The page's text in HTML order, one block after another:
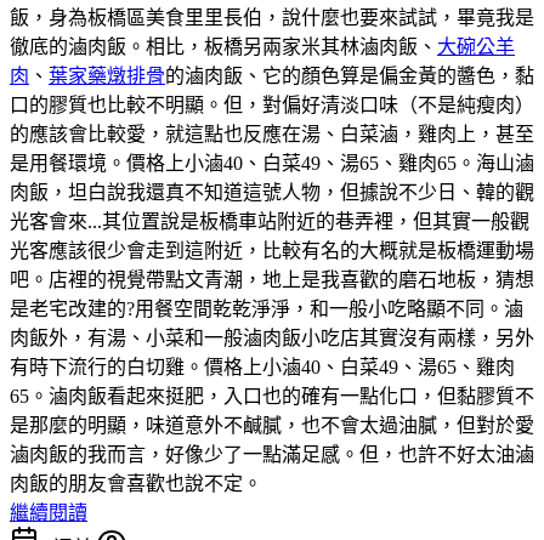
飯，身為板橋區美食里里長伯，說什麼也要來試試，畢竟我是
徹底的滷肉飯。相比，板橋另兩家米其林滷肉飯、 大碗公羊
肉 、 葉家藥燉排骨的滷肉飯、它的顏色算是偏金黃的醬色，黏
口的膠質也比較不明顯。但，對偏好清淡口味（不是純瘦肉）
的應該會比較愛，就這點也反應在湯、白菜滷，雞肉上，甚至
是用餐環境。價格上小滷40、白菜49、湯65、雞肉65。海山滷
肉飯，坦白說我還真不知道這號人物，但據說不少日、韓的觀
光客會來...其位置說是板橋車站附近的巷弄裡，但其實一般觀
光客應該很少會走到這附近，比較有名的大概就是板橋運動場
吧。店裡的視覺帶點文青潮，地上是我喜歡的磨石地板，猜想
是老宅改建的?用餐空間乾乾淨淨，和一般小吃略顯不同。滷
肉飯外，有湯、小菜和一般滷肉飯小吃店其實沒有兩樣，另外
有時下流行的白切雞。價格上小滷40、白菜49、湯65、雞肉
65。滷肉飯看起來挺肥，入口也的確有一點化口，但黏膠質不
是那麼的明顯，味道意外不鹹膩，也不會太過油膩，但對於愛
滷肉飯的我而言，好像少了一點滿足感。但，也許不好太油滷
肉飯的朋友會喜歡也說不定。
繼續閱讀